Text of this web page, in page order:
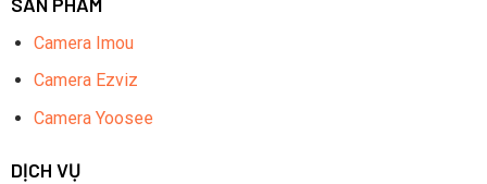
Camera Imou
Camera Ezviz
Camera Yoosee
DỊCH VỤ